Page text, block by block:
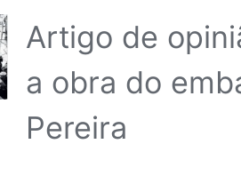
Artigo de
a obra do
Pereira